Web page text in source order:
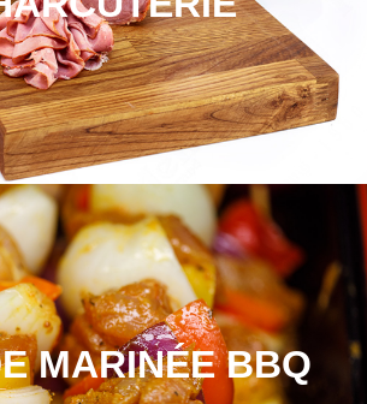
MARINÉE BBQ